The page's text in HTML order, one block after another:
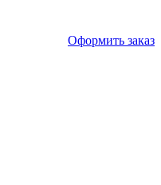
Оформить заказ